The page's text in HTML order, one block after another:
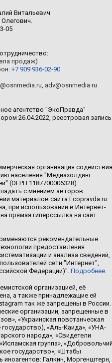
Витальевич
05
продаж)
+7 909 936-02-90
, adv@osnmedia.ru
агентство "ЭкоПравда"
26.04.2022, реестровая запись
организация содействия
населения "Медиахолдинг
(ОГРН 1187700006328).
с мнением авторов.
материалов сайта Ecopravda.ru
при использовании в Интернет-
прямая гиперссылка на сайт
рекомендательные
предоставления
и анализа сведений,
сети "Интернет",
Федерации)". Подробнее.
организацией, её
а также принадлежащие ей
так же запрещены в России.
организации, запрещенные в
«Украинская повстанческая
«Аль-Каида», «УНА-
народа», «Свидетели
группа»,
государство», «Штабы
иноагентов: Галкин, Моргенштерн,